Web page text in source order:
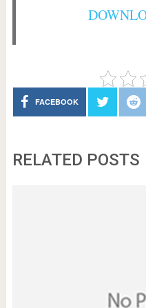
FACEBOOK
RELATED POSTS